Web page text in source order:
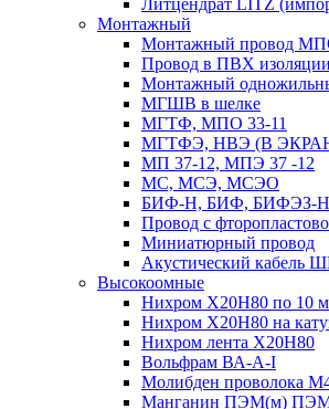
Литцендрат LITZ
Монтажный
Монтажный провод
Провод в ПВХ
Монтажный
МГШВ в шелке
МГТФ, МПО 33-11
МГТФЭ, НВЭ (В
МП 37-12, МПЭ 37 -12
МС, МСЭ, МСЭО
БИФ-Н, БИФ, БИФЭЗ-
Провод с
Миниатюрный провод
Акустический
Высокоомные
Нихром Х20Н80 по 10 м
Нихром Х20Н80 на
Нихром лента Х20Н80
Вольфрам ВА-А-I
Молибден проволока
Манганин ПЭМ(м)